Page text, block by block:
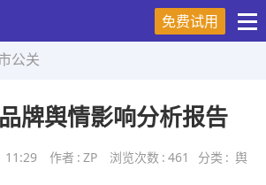
免费试用
公关
牌舆情影响分析报告
11:29 作者 : ZP 浏览次数 : 461 分类 : 舆